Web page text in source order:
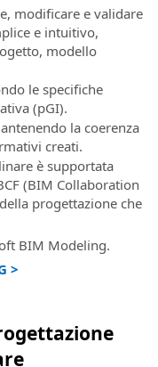
modificare e validare
e intuitivo,
modello
le specifiche
(pGI).
la coerenza
creati.
è supportata
(BIM Collaboration
progettazione che
BIM Modeling.
>